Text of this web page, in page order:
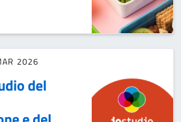
- APRILE 2026}
2026
del